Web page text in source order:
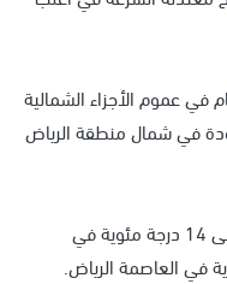
في عموم الأجزاء الشمالية
في شمال منطقة الرياض
وتكون درجات الحرارة الصغرى ما بين 12 إلى 14 درجة مئوية في